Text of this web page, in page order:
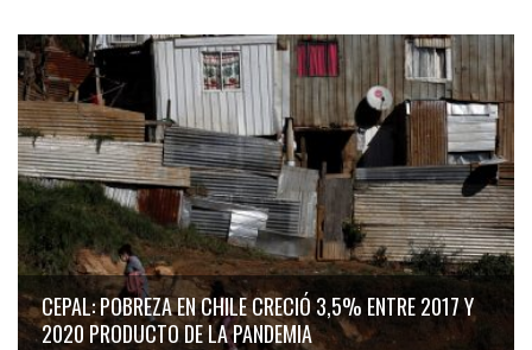
CEPAL: POBREZA EN CHILE CRECIÓ 3,5% ENTRE 2017 Y
2020 PRODUCTO DE LA PANDEMIA